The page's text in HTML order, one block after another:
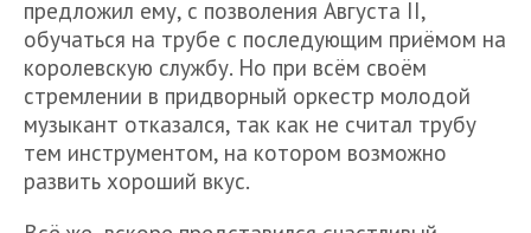
предложил ему, с позволения Августа II,
обучаться на трубе с последующим приёмом на
королевскую службу. Но при всём своём
стремлении в придворный оркестр молодой
музыкант отказался, так как не считал трубу
тем инструментом, на котором возможно
развить хороший вкус.